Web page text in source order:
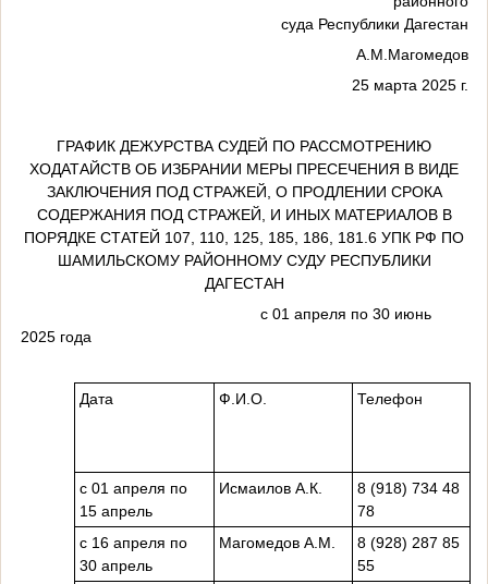
суда Республики Дагестан
А.М.Магомедов
25 марта 2025 г.
ГРАФИК ДЕЖУРСТВА СУДЕЙ ПО РАССМОТРЕНИЮ
ХОДАТАЙСТВ ОБ ИЗБРАНИИ МЕРЫ ПРЕСЕЧЕНИЯ В ВИДЕ
ЗАКЛЮЧЕНИЯ ПОД СТРАЖЕЙ, О ПРОДЛЕНИИ СРОКА
СОДЕРЖАНИЯ ПОД СТРАЖЕЙ, И ИНЫХ МАТЕРИАЛОВ В
ПОРЯДКЕ СТАТЕЙ 107, 110, 125, 185, 186, 181.6 УПК РФ ПО
ШАМИЛЬСКОМУ РАЙОННОМУ СУДУ РЕСПУБЛИКИ
ДАГЕСТАН
с 01 апреля по 30 июнь
2025 года
Дата Ф.И.О. Телефон
с 01 апреля по
15 апрель
Исмаилов А.К.
8 (918) 734 48
78
с 16 апреля по
30 апрель
Магомедов А.М.
8 (928) 287 85
55